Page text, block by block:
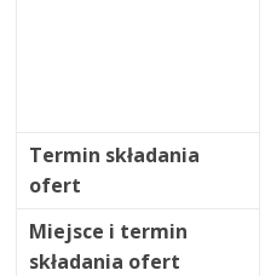
Termin składania
ofert
Miejsce i termin
składania ofert